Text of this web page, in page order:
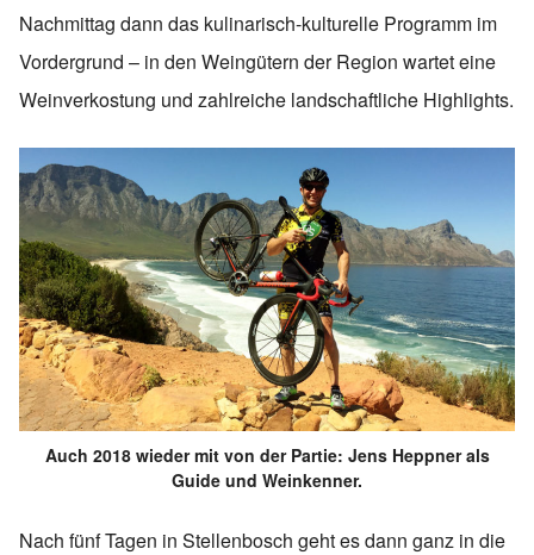
Nachmittag dann das kulinarisch-kulturelle Programm im
Vordergrund – in den Weingütern der Region wartet eine
Weinverkostung und zahlreiche landschaftliche Highlights.
Auch 2018 wieder mit von der Partie: Jens Heppner als
Guide und Weinkenner.
Nach fünf Tagen in Stellenbosch geht es dann ganz in die